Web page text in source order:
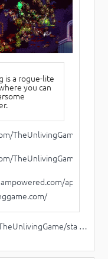
is a rogue-lite
you can
TheUnlivingGame/sta
TheUnlivingGame/sta
app/
sta …